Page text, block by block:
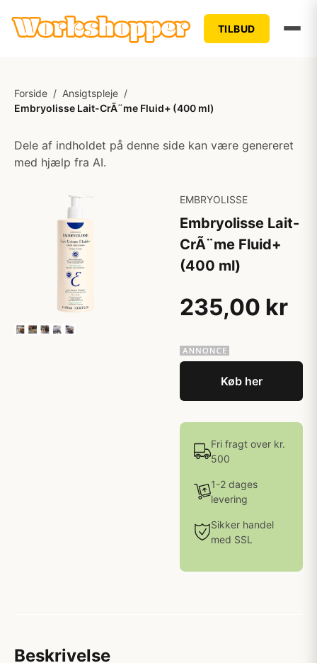
TILBUD
Forside / Ansigtspleje /
Embryolisse Lait-CrÃ¨me Fluid+ (400 ml)
Dele af indholdet på denne side kan være genereret
med hjælp fra AI.
EMBRYOLISSE
Embryolisse Lait-
CrÃ¨me Fluid+
(400 ml)
235,00 kr
Køb her
Fri fragt over kr.
500
1-2 dages
levering
Sikker handel
med SSL
Beskrivelse